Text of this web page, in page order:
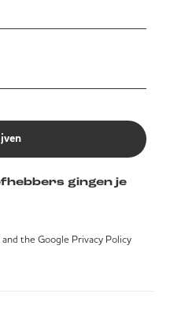
gingen je
the Google Privacy Policy